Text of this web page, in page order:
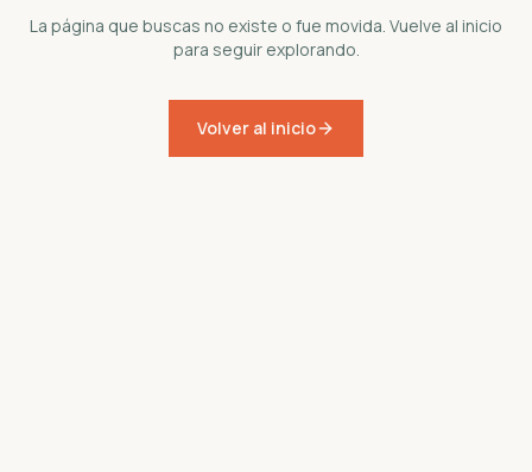
La página que buscas no existe o fue movida. Vuelve al inicio
para seguir explorando.
Volver al inicio